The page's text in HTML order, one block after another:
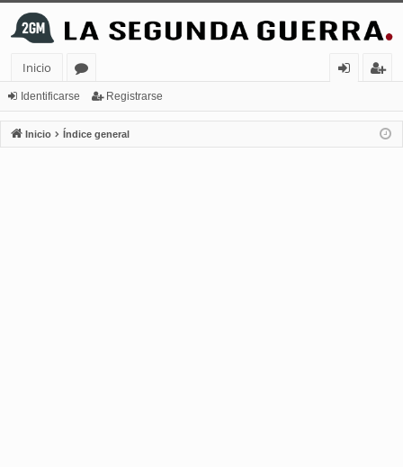
Inicio
or
os
nt
ifi
ist
ra
Identificarse Registrarse
Inicio Índice general